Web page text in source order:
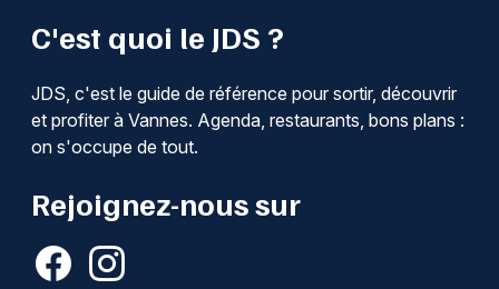
C'est quoi le JDS ?
JDS, c'est le guide de référence pour sortir, découvrir
et profiter à Vannes. Agenda, restaurants, bons plans :
on s'occupe de tout.
Rejoignez-nous sur